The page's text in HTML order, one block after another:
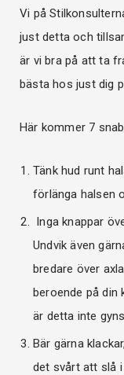
Vi på
just detta och
är vi bra på att ta
bästa hos just dig
Här kommer 7
Tänk hud runt
förlänga halsen
Inga knappar
Undvik även
bredare över
beroende på din
är detta inte
Bär gärna
det svårt att slå